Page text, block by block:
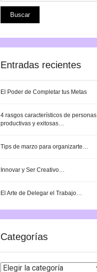
Entradas recientes
El Poder de Completar tus Metas
4 rasgos característicos de personas
productivas y exitosas…
Tips de marzo para organizarte…
Innovar y Ser Creativo…
El Arte de Delegar el Trabajo…
Categorías